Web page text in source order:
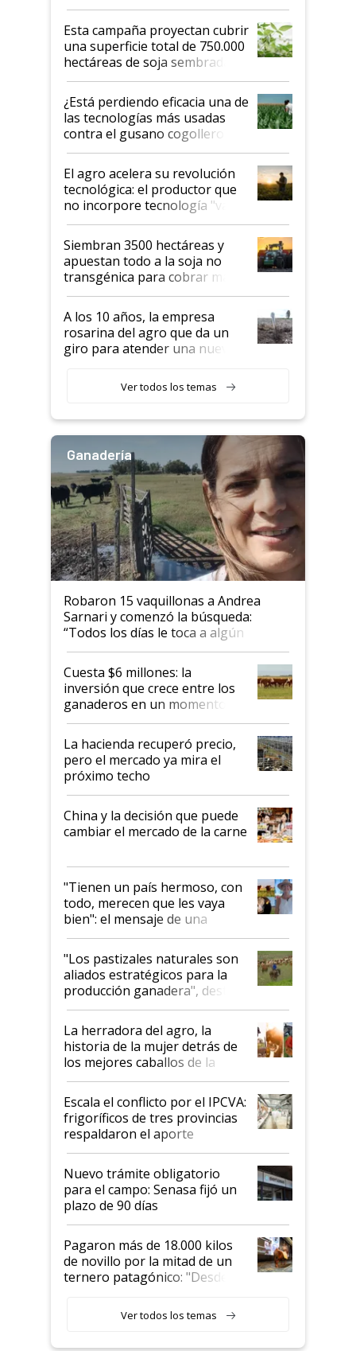
Esta campaña proyectan cubrir
una superficie total de 750.000
hectáreas de soja sembradas
con una nueva generación de
variedades que marcan un
salto tecnológico en genética y
rendimiento
¿Está perdiendo eficacia una de
las tecnologías más usadas
contra el gusano cogollero? El
desafío de una tecnología clave
El agro acelera su revolución
tecnológica: el productor que
no incorpore tecnología "va a
perder el tren"
Siembran 3500 hectáreas y
apuestan todo a la soja no
transgénica para cobrar más
por tonelada: compraron un
semillero
A los 10 años, la empresa
rosarina del agro que da un
giro para atender una nueva
Ver todos los temas
Ganadería
Robaron 15 vaquillonas a Andrea
Sarnari y comenzó la búsqueda:
“Todos los días le toca a algún
productor”
Cuesta $6 millones: la
inversión que crece entre los
ganaderos en un momento
histórico para la actividad
La hacienda recuperó precio,
pero el mercado ya mira el
próximo techo
China y la decisión que puede
cambiar el mercado de la carne
"Tienen un país hermoso, con
todo, merecen que les vaya
bien": el mensaje de una
ganadera uruguaya sobre las
oportunidades que se abren
para el agro en Argentina, con
foco en la carne
"Los pastizales naturales son
aliados estratégicos para la
producción ganadera", destaca
la iniciativa que ya reúne a 46
establecimientos en Argentina
La herradora del agro, la
historia de la mujer detrás de
los mejores caballos de la
Argentina y los mitos que
todavía hacen sufrir a estos
animales: "Mientras me
descalificaban, yo seguí
haciendo currículum"
Escala el conflicto por el IPCVA:
frigoríficos de tres provincias
respaldaron el aporte
obligatorio
Nuevo trámite obligatorio
para el campo: Senasa fijó un
plazo de 90 días
Pagaron más de 18.000 kilos
de novillo por la mitad de un
ternero patagónico: "Desde
llamar la atención"
Ver todos los temas